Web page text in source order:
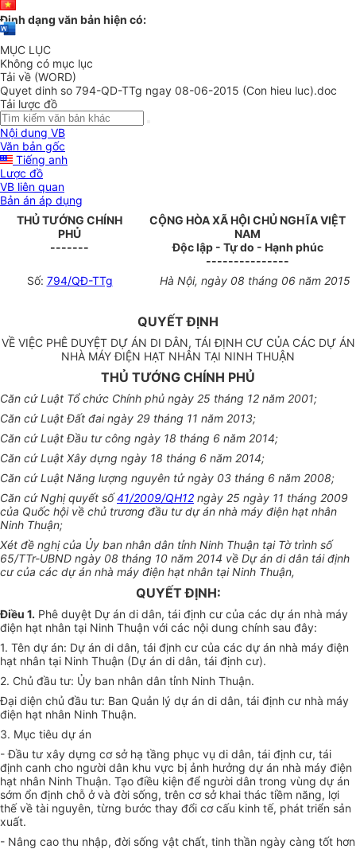
Định dạng văn bản hiện có:
MỤC LỤC
Không có mục lục
Tải về (WORD)
Quyet dinh so 794-QD-TTg ngay 08-06-2015 (Con hieu luc).doc
Tải lược đồ
Nội dung VB
Văn bản gốc
Tiếng anh
Lược đồ
VB liên quan
Bản án áp dụng
THỦ TƯỚNG CHÍNH
PHỦ
-------
CỘNG HÒA XÃ HỘI CHỦ NGHĨA VIỆT
NAM
Độc lập - Tự do - Hạnh phúc
---------------
Số: 794/QĐ-TTg Hà Nội, ngày 08 tháng 06 năm 2015
QUYẾT ĐỊNH
VỀ VIỆC PHÊ DUYỆT DỰ ÁN DI DÂN, TÁI ĐỊNH CƯ CỦA CÁC DỰ ÁN
NHÀ MÁY ĐIỆN HẠT NHÂN TẠI NINH THUẬN
THỦ TƯỚNG CHÍNH PHỦ
Căn cứ Luật Tổ chức Chính phủ ngày 25 tháng 12 năm 2001;
Căn cứ Luật Đất đai ngày 29 tháng 11 năm 2013;
Căn cứ Luật Đầu tư công ngày 18 tháng 6 năm 2014;
Căn cứ Luật Xây dựng ngày 18 tháng 6 năm 2014;
Căn cứ Luật Năng lượng nguyên tử ngày 03 tháng 6 năm 2008;
Căn cứ Nghị quyết số41/2009/QH12 ngày 25 ngày 11 tháng 2009
của Quốc hội về chủ trương đầu tư dự án nhà máy điện hạt nhân
Ninh Thuận;
Xét đề nghị của Ủy ban nhân dân tỉnh Ninh Thuận tại Tờ trình số
65/TTr-UBND ngày 08 tháng 10 năm 2014 về Dự án di dân tái định
cư của các dự án nhà máy điện hạt nhân tại Ninh Thuận,
QUYẾT ĐỊNH:
Điều 1. Phê duyệt Dự án di dân, tái định cư của các dự án nhà máy
điện hạt nhân tại Ninh Thuận với các nội dung chính sau đây:
1. Tên dự án: Dự án di dân, tái định cư của các dự án nhà máy điện
hạt nhân tại Ninh Thuận (Dự án di dân, tái định cư).
2. Chủ đầu tư: Ủy ban nhân dân tỉnh Ninh Thuận.
Đại diện chủ đầu tư: Ban Quản lý dự án di dân, tái định cư nhà máy
điện hạt nhân Ninh Thuận.
3. Mục tiêu dự án
- Đầu tư xây dựng cơ sở hạ tầng phục vụ di dân, tái định cư, tái
định canh cho người dân khu vực bị ảnh hưởng dự án nhà máy điện
hạt nhân Ninh Thuận. Tạo điều kiện để người dân trong vùng dự án
sớm ổn định chỗ ở và đời sống, trên cơ sở khai thác tiềm năng, lợi
thế về tài nguyên, từng bước thay đổi cơ cấu kinh tế, phát triển sản
xuất.
- Nâng cao thu nhập, đời sống vật chất, tinh thần ngày càng tốt hơn